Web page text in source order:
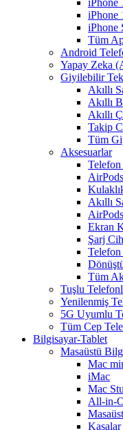
iPhone
iPhone
iPhone
Tüm
Android
Yapay Zeka
Giyilebilir
Akıllı
Akıllı
Akıllı
Takip
Tüm
Aksesuarlar
Telefon
AirPods
Akıllı
Ekran
Şarj
Tüm
Tuşlu
Yenilenmiş
5G Uyumlu
Tüm Cep
Bilgisayar-Tablet
Masaüstü
Mac
iMac
Mac
All-in-
Kasalar